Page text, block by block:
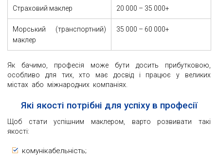
Страховий маклер 20 000 – 35 000+
Морський (транспортний)
маклер
35 000 – 60 000+
Як бачимо, професія може бути досить прибутковою,
особливо для тих, хто має досвід і працює у великих
містах або міжнародних компаніях.
Які якості потрібні для успіху в професії
Щоб стати успішним маклером, варто розвивати такі
якості:
комунікабельність;